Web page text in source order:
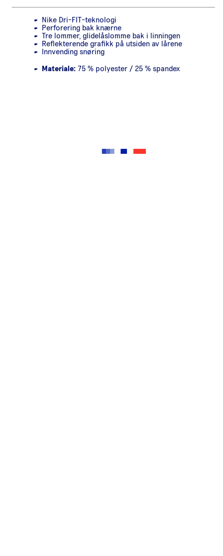
Nike Dri-FIT-teknologi
Perforering bak knærne
Tre lommer, glidelåslomme bak i linningen
Reflekterende grafikk på utsiden av lårene
Innvending snøring
Materiale: 75 % polyester / 25 % spandex